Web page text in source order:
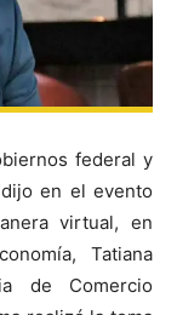
federal y
en el evento
virtual, en
Tatiana
de Comercio